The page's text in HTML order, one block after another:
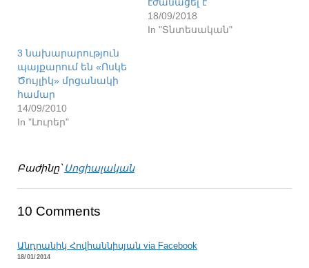
18/09/2018
In "Տնտեսական"
3 նախարարություն
պայքարում են «Ոսկե
Ծույլիկ» մրցանակի
համար
14/09/2010
In "Լուրեր"
Բաժինը՝Սոցիալական
10 Comments
Անդրանիկ Հովհաննիսյան via Facebook
18/01/2014